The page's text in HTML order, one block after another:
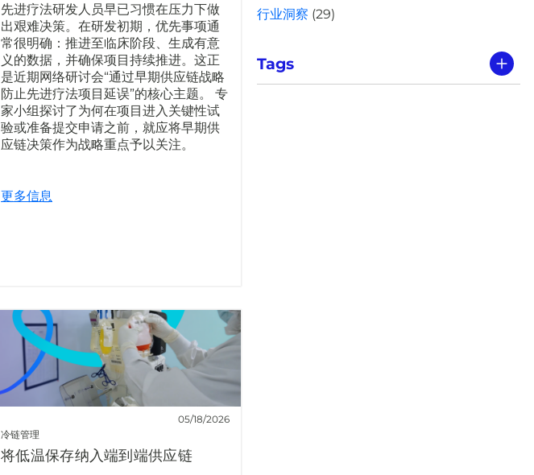
先进疗法研发人员早已习惯在压力下做
出艰难决策。在研发初期，优先事项通
常很明确：推进至临床阶段、生成有意
义的数据，并确保项目持续推进。这正
是近期网络研讨会“通过早期供应链战略
防止先进疗法项目延误”的核心主题。 专
家小组探讨了为何在项目进入关键性试
验或准备提交申请之前，就应将早期供
应链决策作为战略重点予以关注。
更多信息
冷链管理
05/18/2026
将低温保存纳入端到端供应链
行业洞察 (29)
Tags